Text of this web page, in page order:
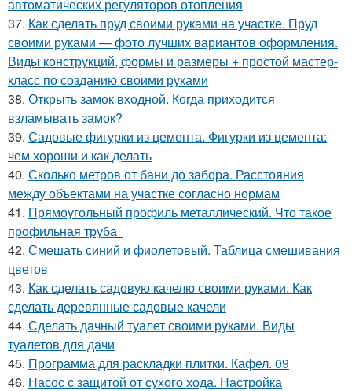
автоматических регуляторов отопления
37. Как сделать пруд своими руками на участке. Пруд
своими руками — фото лучших вариантов оформления.
Виды конструкций, формы и размеры + простой мастер-
класс по созданию своими руками
38. Открыть замок входной. Когда приходится
взламывать замок?
39. Садовые фигурки из цемента. Фигурки из цемента:
чем хороши и как делать
40. Сколько метров от бани до забора. Расстояния
между объектами на участке согласно нормам
41. Прямоугольный профиль металлический. Что такое
профильная труба
42. Смешать синий и фиолетовый. Таблица смешивания
цветов
43. Как сделать садовую качелю своими руками. Как
сделать деревянные садовые качели
44. Сделать дачный туалет своими руками. Виды
туалетов для дачи
45. Программа для раскладки плитки. Кафел. 09
46. Насос с защитой от сухого хода. Настройка